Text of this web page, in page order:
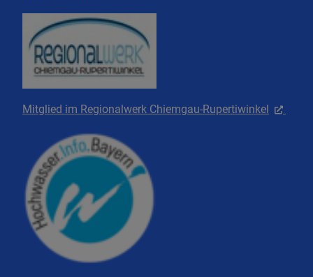
Mitglied im Regionalwerk Chiemgau-Rupertiwinkel